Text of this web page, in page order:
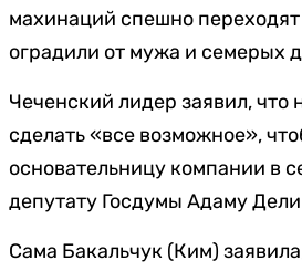
махинаций спешно
оградили от мужа и семерых
Чеченский лидер заявил, что
сделать «все возможное»,
основательницу компании в
депутату Госдумы Адаму
Сама Бакальчук (Ким)